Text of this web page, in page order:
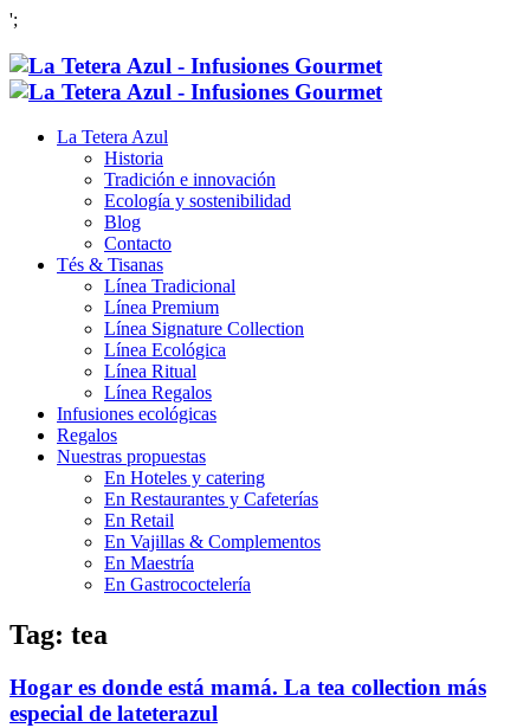
';
La Tetera Azul
Historia
Tradición e innovación
Ecología y sostenibilidad
Blog
Contacto
Tés & Tisanas
Línea Tradicional
Línea Premium
Línea Signature Collection
Línea Ecológica
Línea Ritual
Línea Regalos
Infusiones ecológicas
Regalos
Nuestras propuestas
En Hoteles y catering
En Restaurantes y Cafeterías
En Retail
En Vajillas & Complementos
En Maestría
En Gastrococtelería
Tag: tea
Hogar es donde está mamá. La tea collection más
especial de lateterazul